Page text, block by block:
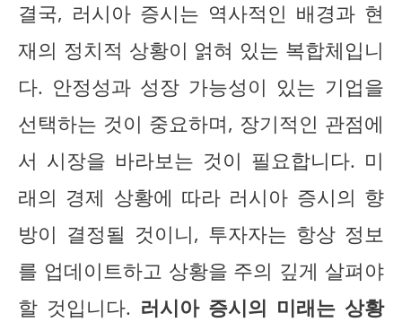
결국, 러시아 증시는 역사적인 배경과 현
재의 정치적 상황이 얽혀 있는 복합체입니
다. 안정성과 성장 가능성이 있는 기업을
선택하는 것이 중요하며, 장기적인 관점에
서 시장을 바라보는 것이 필요합니다. 미
래의 경제 상황에 따라 러시아 증시의 향
방이 결정될 것이니, 투자자는 항상 정보
를 업데이트하고 상황을 주의 깊게 살펴야
할 것입니다. 러시아 증시의 미래는 상황